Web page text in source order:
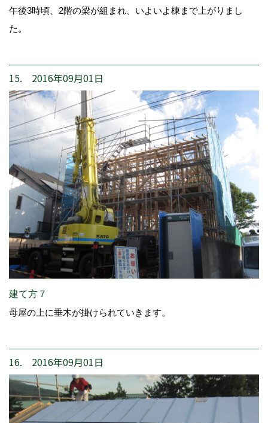
午後3時頃、2階の梁が組まれ、いよいよ棟まで上がりまし
た。
15. 2016年09月01日
建て方７
母屋の上に垂木が掛けられていきます。
16. 2016年09月01日